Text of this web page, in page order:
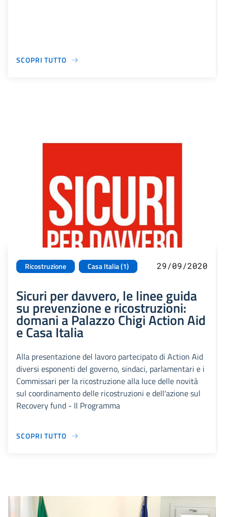
SCOPRI TUTTO
Ricostruzione Casa Italia (1) 29/09/2020
Sicuri per davvero, le linee guida
su prevenzione e ricostruzioni:
domani a Palazzo Chigi Action Aid
e Casa Italia
Alla presentazione del lavoro partecipato di Action Aid
diversi esponenti del governo, sindaci, parlamentari e i
Commissari per la ricostruzione alla luce delle novità
sul coordinamento delle ricostruzioni e dell'azione sul
Recovery fund - Il Programma
SCOPRI TUTTO